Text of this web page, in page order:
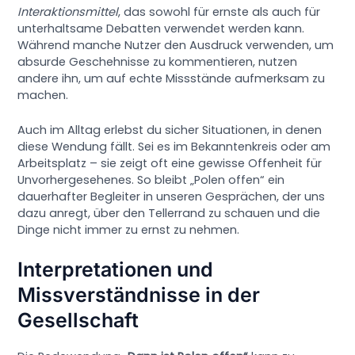
Interaktionsmittel, das sowohl für ernste als auch für
unterhaltsame Debatten verwendet werden kann.
Während manche Nutzer den Ausdruck verwenden, um
absurde Geschehnisse zu kommentieren, nutzen
andere ihn, um auf echte Missstände aufmerksam zu
machen.
Auch im Alltag erlebst du sicher Situationen, in denen
diese Wendung fällt. Sei es im Bekanntenkreis oder am
Arbeitsplatz – sie zeigt oft eine gewisse Offenheit für
Unvorhergesehenes. So bleibt „Polen offen“ ein
dauerhafter Begleiter in unseren Gesprächen, der uns
dazu anregt, über den Tellerrand zu schauen und die
Dinge nicht immer zu ernst zu nehmen.
Interpretationen und
Missverständnisse in der
Gesellschaft